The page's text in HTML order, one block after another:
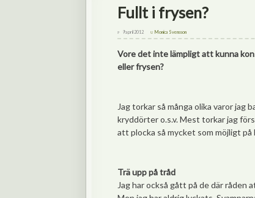
Fullt i frysen?
9 april 2012 Monica Svensson
Vore det inte lämpligt att kunna
eller frysen?
Jag torkar så många olika varor jag
kryddörter o.s.v. Mest torkar jag
att plocka så mycket som möjligt på
Trä upp på tråd
Jag har också gått på de där råden